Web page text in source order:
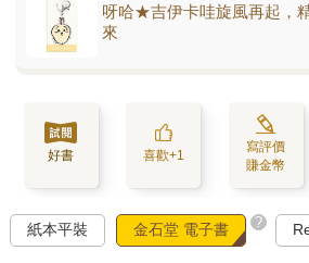
呀哈★吉伊卡哇旋風再起，
來
好書 喜歡+1
寫評價
賺金幣
紙本平裝 金石堂 電子書 ?